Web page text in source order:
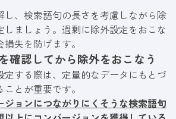
し、検索語句の長さを考慮しながら除
しましょう。過剰に除外設定をおこな
失を防げます。
確認してから除外をおこなう
定する際は、定量的なデータにもとづ
とが重要です。
ジョンにつながりにくそうな検索語句